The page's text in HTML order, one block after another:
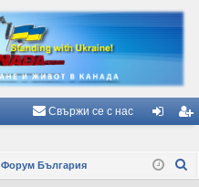
Свържи се с нас
з ис
Форум България